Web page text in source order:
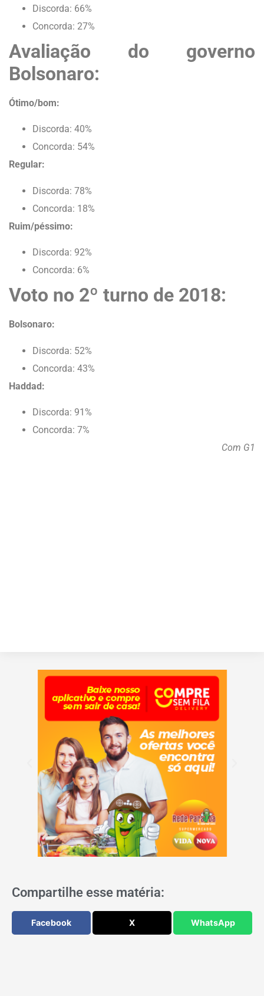
Discorda: 66%
Concorda: 27%
Avaliação do governo
Bolsonaro:
Ótimo/bom:
Discorda: 40%
Concorda: 54%
Regular:
Discorda: 78%
Concorda: 18%
Ruim/péssimo:
Discorda: 92%
Concorda: 6%
Voto no 2º turno de 2018:
Bolsonaro:
Discorda: 52%
Concorda: 43%
Haddad:
Discorda: 91%
Concorda: 7%
Com G1
Compartilhe esse matéria:
Facebook X WhatsApp